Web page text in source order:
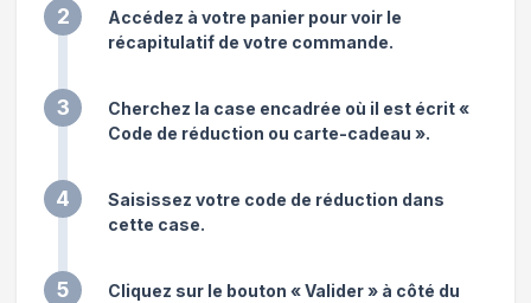
2
Accédez à votre panier pour voir le
récapitulatif de votre commande.
3
Cherchez la case encadrée où il est écrit «
Code de réduction ou carte-cadeau ».
4
Saisissez votre code de réduction dans
cette case.
5
Cliquez sur le bouton « Valider » à côté du